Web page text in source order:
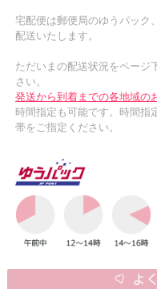
宅配便は郵便局のゆうパック
配送いたします。
ただいまの配送状況をページ
さい。
発送から到着までの各地域の
時間指定も可能です。時間指
帯をご指定ください。